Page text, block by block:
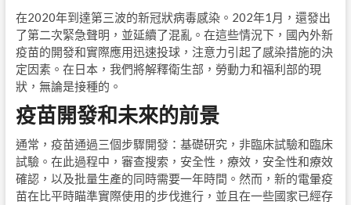
在2020年到達第三波的新冠狀病毒感染。202年1月，還發出
了第二次緊急聲明，並延續了混亂。在這些情況下，國內外新
疫苗的開發和實際應用迅速投球，注意力引起了感染措施的決
定因素。在日本，我們將解釋衛生部，勞動力和福利部的現
狀，無論是接種的。
疫苗開發和未來的前景
通常，疫苗通過三個步驟開發：基礎研究，非臨床試驗和臨床
試驗。在此過程中，審查搜索，安全性，療效，安全性和療效
確認，以及批量生產的同時需要一年時間。然而，新的電暈疫
苗在比平時瞄準實際使用的步伐進行，並且在一些國家已經存